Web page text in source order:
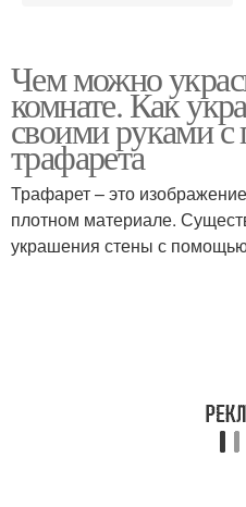
Чем можно
комнате. Как
своими руками
трафарета
Трафарет – это
плотном материале.
украшения стены с